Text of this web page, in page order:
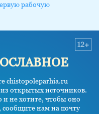
рабочую
chistopoleparhia.ru
открытых источников.
и не хотите, чтобы оно
сообщите нам на почту
12+